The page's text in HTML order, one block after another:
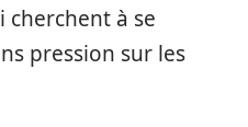
cherchent à se
pression sur les